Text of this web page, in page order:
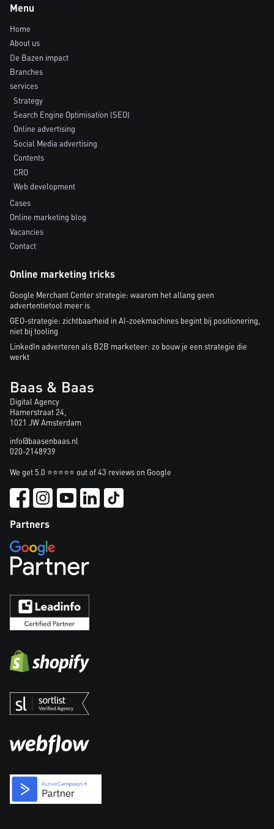
Menu
Home
About us
De Bazen impact
Branches
services
Strategy
Search Engine Optimisation (SEO)
Online advertising
Social Media advertising
Contents
CRO
Web development
Cases
Online marketing blog
Vacancies
Contact
Online marketing tricks
Google Merchant Center strategie: waarom het allang geen
advertentietool meer is
GEO-strategie: zichtbaarheid in AI-zoekmachines begint bij positionering,
niet bij tooling
LinkedIn adverteren als B2B marketeer: zo bouw je een strategie die
werkt
Baas & Baas
Digital Agency
Hamerstraat 24,
1021 JW Amsterdam
info@baasenbaas.nl
020-2148939
We get 5.0 ⭐⭐⭐⭐⭐ out of 43 reviews on Google
Partners